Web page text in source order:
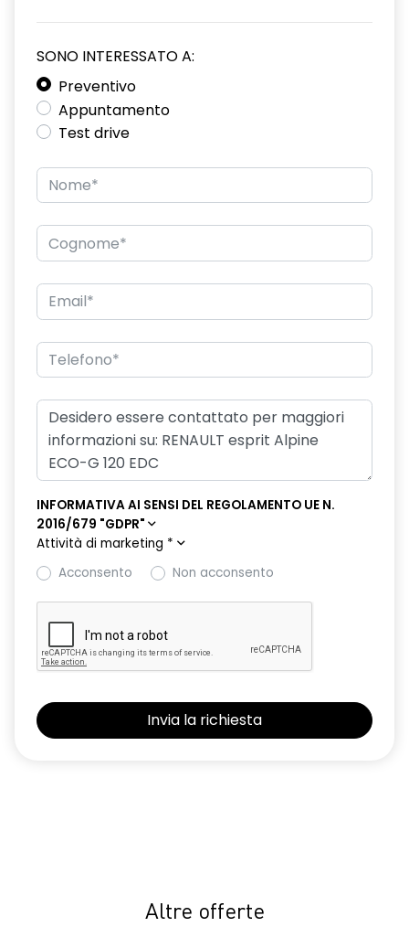
SONO INTERESSATO A:
Preventivo
Appuntamento
Test drive
INFORMATIVA AI SENSI DEL REGOLAMENTO UE N.
2016/679 "GDPR"
Attività di marketing *
Acconsento
Non acconsento
Altre offerte